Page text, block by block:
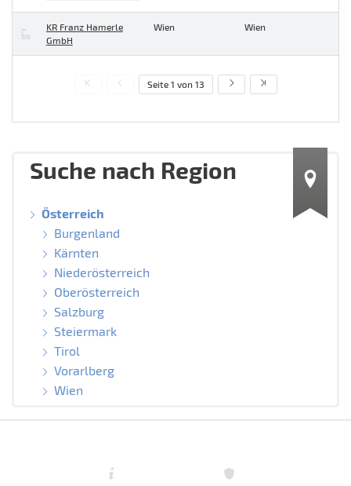
KR Franz Hamerle
GmbH
Wien Wien
Seite 1 von 13
Suche nach Region
Österreich
Burgenland
Kärnten
Niederösterreich
Oberösterreich
Salzburg
Steiermark
Tirol
Vorarlberg
Wien